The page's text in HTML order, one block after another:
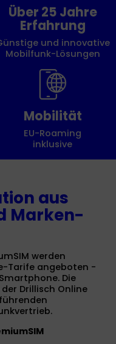
Über 25 Jahre
Erfahrung
und innovative
Mobilfunk-Lösungen
Mobilität
EU-Roaming
inklusive
aus
Marken-
werden
Tarife angeboten -
Die
Drillisch Online